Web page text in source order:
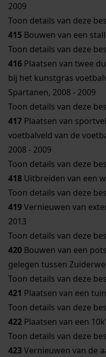
2009
Toon details van deze
415 Bouwen van een
Toon details van deze
416 Plaatsen van twee
bij het kunstgras
Spartanen, 2008 - 2009
Toon details van deze
417 Plaatsen van
voetbalveld van de
2008 - 2009
Toon details van deze
418 Uitbreiden van een
Toon details van deze
419Vernieuwen van
2013
Toon details van deze
420 Bouwen van een
gelegen tussen
Toon details van deze
421 Plaatsen van een
Toon details van deze
422 Plaatsen van een
Toon details van deze
423Vernieuwen van de